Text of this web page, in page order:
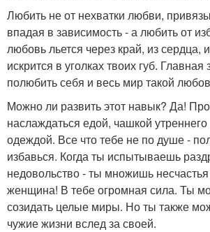
Любить не от нехватки любви,
впадая в зависимость - а любить от
любовь льется через край, из сердца,
искрится в уголках твоих губ.
полюбить себя и весь мир такой
Можно ли развить этот навык? Да!
наслаждаться едой, чашкой
одеждой. Все что тебе не по душе -
избавься. Когда ты испытываешь
недовольство - ты множишь
женщина! В тебе огромная сила. Ты
созидать целые миры. Но ты также
чужие жизни вслед за своей.